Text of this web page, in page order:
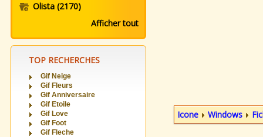
Olista (2170)
Afficher tout
TOP RECHERCHES
Gif Neige
Gif Fleurs
Gif Anniversaire
Gif Etoile
Gif Love
Gif Foot
Gif Fleche
Icone Windows